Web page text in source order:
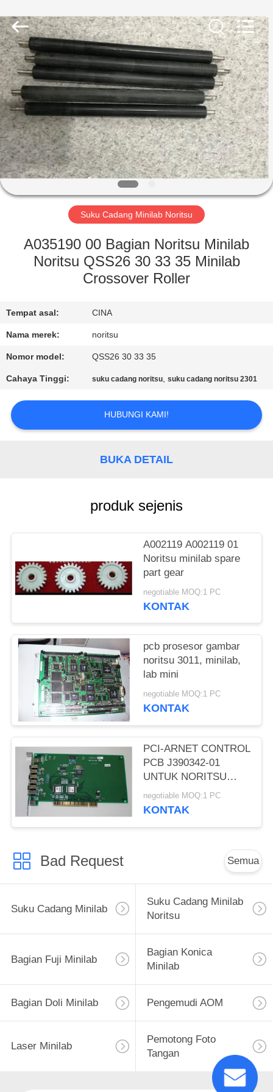
RUMAH
PRODUK
TENTANG
KITA
TUR
KONTROL
HUBUNGI
KAMI
PERMINTAAN
SITEMAP
All
Rights
Reserved.
Developed
by
ECER
Suku Cadang Minilab Noritsu
A035190 00 Bagian Noritsu Minilab
Noritsu QSS26 30 33 35 Minilab
Crossover Roller
Tempat asal: CINA
Nama merek: noritsu
Nomor model: QSS26 30 33 35
Cahaya Tinggi: suku cadang noritsu,suku cadang noritsu 2301
HUBUNGI KAMI!
BUKA DETAIL
produk sejenis
A002119 A002119 01
Noritsu minilab spare
part gear
negotiable MOQ:1 PC
KONTAK
pcb prosesor gambar
noritsu 3011, minilab,
lab mini
negotiable MOQ:1 PC
KONTAK
PCI-ARNET CONTROL
PCB J390342-01
UNTUK NORITSU
2901/3011 SERIES
negotiable MOQ:1 PC
KONTAK
Bad Request Semua
Suku Cadang Minilab
Suku Cadang Minilab
Noritsu
Bagian Fuji Minilab
Bagian Konica
Minilab
Bagian Doli Minilab Pengemudi AOM
Laser Minilab
Pemotong Foto
Tangan